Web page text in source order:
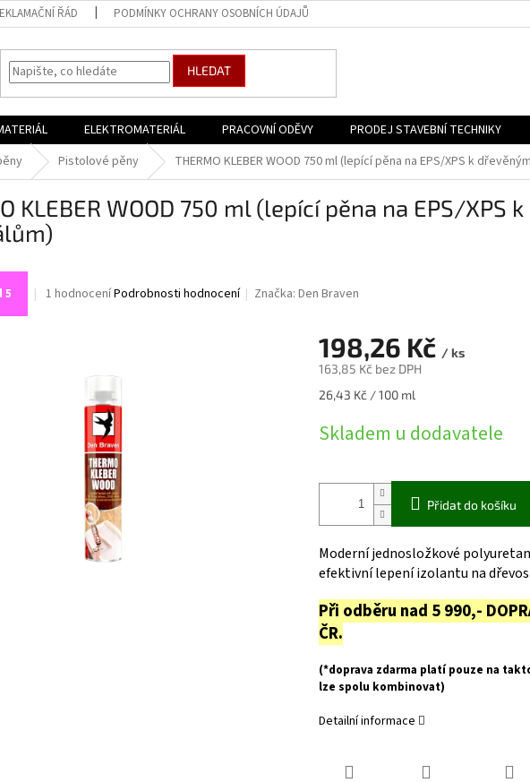
ŘÁD PODMÍNKY OCHRANY OSOBNÍCH ÚDAJŮ
HLEDAT
ELEKTROMATERIÁL PRACOVNÍ ODĚVY PRODEJ STAVEBNÍ TECHNIKY
Pistolové pěny THERMO KLEBER WOOD 750 ml (lepící pěna na EPS/XPS k
KLEBER WOOD 750 ml (lepící pěna na EPS/XPS
5
Průměrné
hvězdiček.
1 hodnoceníPodrobnosti hodnocení Značka:Den Braven
198,26 Kč / ks
163,85 Kč bez DPH
Měrná
26,43 Kč / 100 ml
Skladem u dodavatele
Přidat do košíku
Moderní jednosložkové
efektivní lepení izolantu na
Při odběru nad 5 990,-
ČR.
(*doprava zdarma platí pouze na
lze spolu kombinovat)
Detailní informace